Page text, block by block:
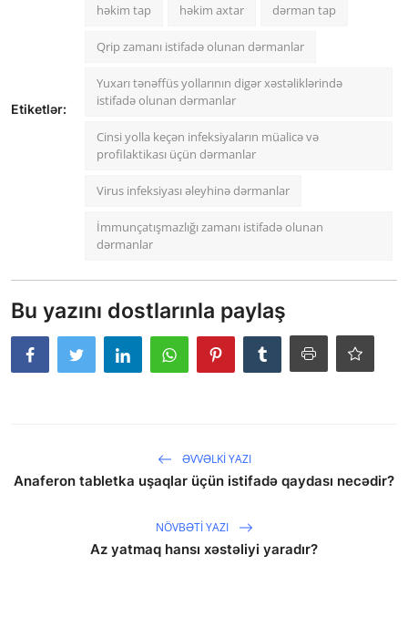
Etiketlər:
həkim tap həkim axtar dərman tap
Qrip zamanı istifadə olunan dərmanlar
Yuxarı tənəffüs yollarının digər xəstəliklərində
istifadə olunan dərmanlar
Cinsi yolla keçən infeksiyaların müalicə və
profilaktikası üçün dərmanlar
Virus infeksiyası əleyhinə dərmanlar
İmmunçatışmazlığı zamanı istifadə olunan
dərmanlar
Bu yazını dostlarınla paylaş
ƏVVƏLKI YAZI
Anaferon tabletka uşaqlar üçün istifadə qaydası necədir?
NÖVBƏTI YAZI
Az yatmaq hansı xəstəliyi yaradır?